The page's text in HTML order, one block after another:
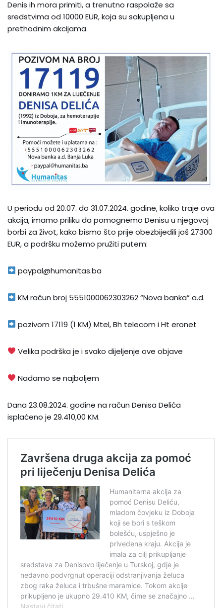
Denis ih mora primiti, a trenutno raspolaže sa
sredstvima od 10000 EUR, koja su sakupljena u
prethodnim akcijama.
U periodu od 20.07. do 31.07.2024. godine, koliko traje ova
akcija, imamo priliku da pomognemo Denisu u njegovoj
borbi za život, kako bismo što prije obezbijedili još 27300
EUR, a podršku možemo pružiti putem:
paypal@humanitas.ba
KM račun broj 5551000062303262 “Nova banka” a.d.
pozivom 17119 (1 KM) Mtel, Bh telecom i Ht eronet
Velika podrška je i svako dijeljenje ove objave
Nadamo se najboljem
Dana 23.08.2024. godine na račun Denisa Delića
isplaćeno je 29.410,00 KM.